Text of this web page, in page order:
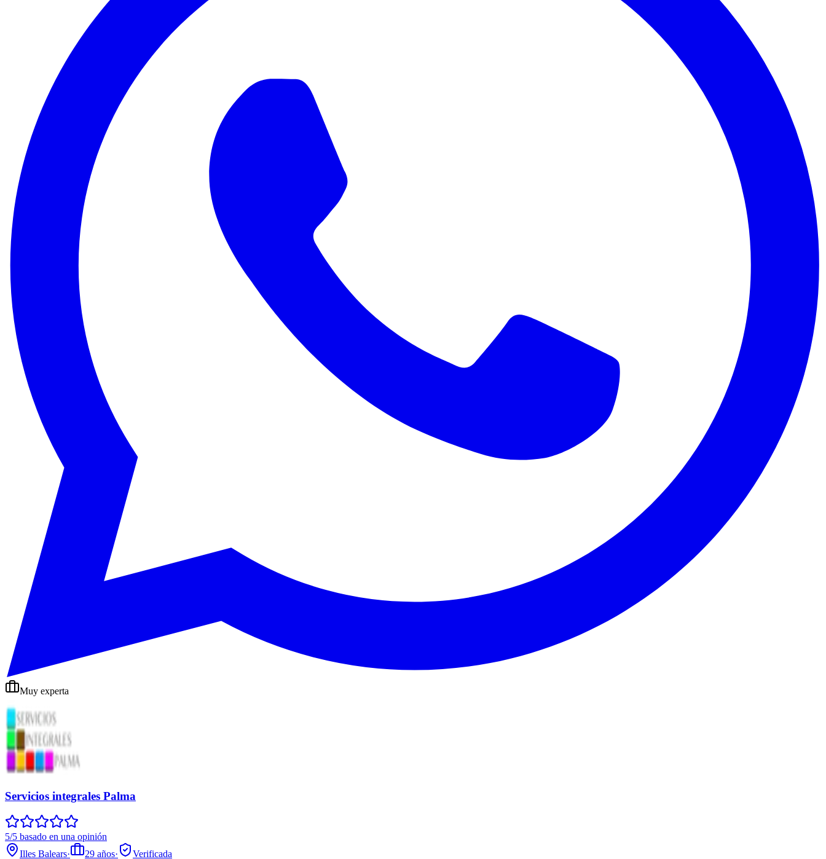
Muy experta
Servicios integrales Palma
5/5 basado en una opinión
Illes Balears· 29 años· Verificada